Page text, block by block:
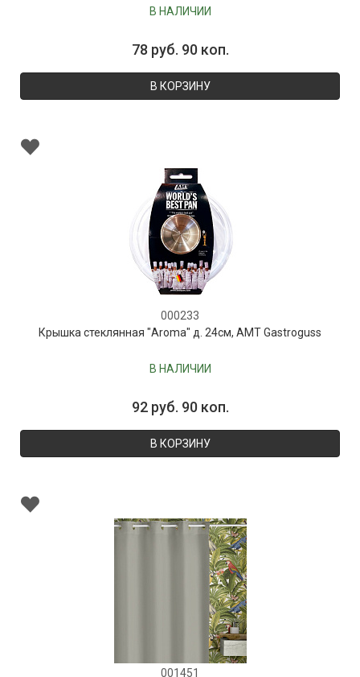
В НАЛИЧИИ
78 руб. 90 коп.
В КОРЗИНУ
000233
Крышка стеклянная "Aroma" д. 24см, AMT Gastroguss
В НАЛИЧИИ
92 руб. 90 коп.
В КОРЗИНУ
001451